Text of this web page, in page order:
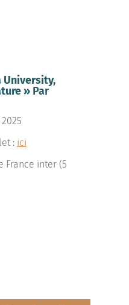
University,
» Par
: ici
France inter (5